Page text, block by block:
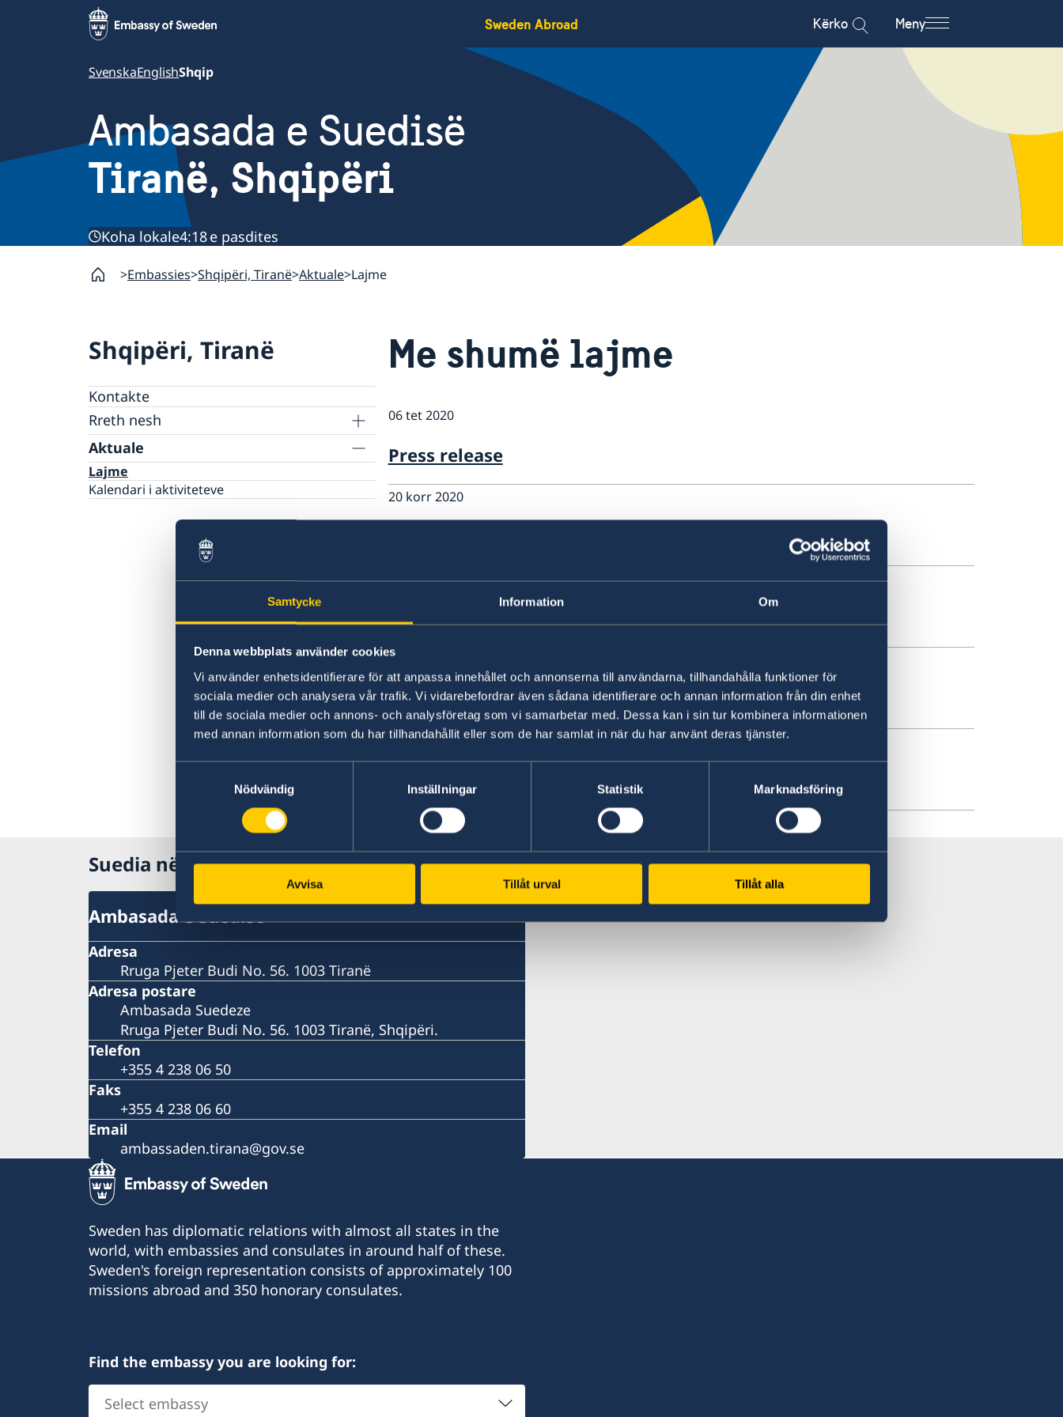
Samtycke Information Om
Denna webbplats använder cookies
Vi använder enhetsidentifierare för att anpassa innehållet och annonserna till användarna, tillhandahålla funktioner för
sociala medier och analysera vår trafik. Vi vidarebefordrar även sådana identifierare och annan information från din enhet
till de sociala medier och annons- och analysföretag som vi samarbetar med. Dessa kan i sin tur kombinera informationen
med annan information som du har tillhandahållit eller som de har samlat in när du har använt deras tjänster.
Nödvändig
Inställningar Statistik Marknadsföring
Avvisa Tillåt urval Tillåt alla
Sweden Abroad Kërko Meny
SvenskaEnglishShqip
Ambasada e Suedisë
Tiranë, Shqipëri
Koha lokale4:18 e pasdites
Embassies Shqipëri, Tiranë Aktuale Lajme
Shqipëri, Tiranë
Kontakte
Rreth nesh
Ambasador
Aktuale
Lajme
Kalendari i aktiviteteve
Me shumë lajme
06 tet 2020
Press release
20 korr 2020
06 korr 2020
Alumni event at Swedish residence in Tirana
06 qer 2020
Celebrating the National Day of Sweden
13 shk 2020
Change of the Embassy´s expeditions hours
1 2 3
Suedia në Shqipëri
Ambasada e Suedisë
Adresa
Rruga Pjeter Budi No. 56. 1003 Tiranë
Adresa postare
Ambasada Suedeze
Rruga Pjeter Budi No. 56. 1003 Tiranë, Shqipëri.
Telefon
+355 4 238 06 50
Faks
+355 4 238 06 60
Email
ambassaden.tirana@gov.se
Sweden has diplomatic relations with almost all states in the
world, with embassies and consulates in around half of these.
Sweden's foreign representation consists of approximately 100
missions abroad and 350 honorary consulates.
Find the embassy you are looking for:
Select
embassy